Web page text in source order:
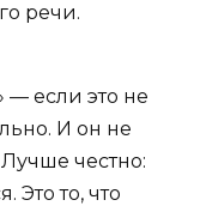
речи.
— если это не
И он не
честно:
Это то, что